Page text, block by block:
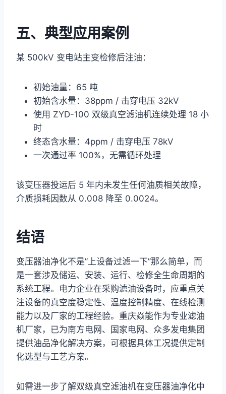
五、典型应用案例
某 500kV 变电站主变检修后注油：
初始油量：65 吨
初始含水量：38ppm / 击穿电压 32kV
使用 ZYD-100 双级真空滤油机连续处理 18 小
时
终态含水量：4ppm / 击穿电压 78kV
一次通过率 100%，无需循环处理
该变压器投运后 5 年内未发生任何油质相关故障，
介质损耗因数从 0.008 降至 0.0024。
结语
变压器油净化不是”上设备过滤一下”那么简单，而
是一套涉及储运、安装、运行、检修全生命周期的
系统工程。电力企业在采购滤油设备时，应重点关
注设备的真空度稳定性、温度控制精度、在线检测
能力以及厂家的工程经验。重庆焱能作为专业滤油
机厂家，已为南方电网、国家电网、众多发电集团
提供油品净化解决方案，可根据具体工况提供定制
化选型与工艺方案。
如需进一步了解双级真空滤油机在变压器油净化中